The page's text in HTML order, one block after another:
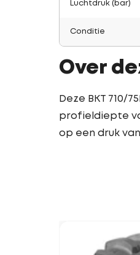
Luchtdruk (bar)
Conditie
Over
Deze BKT 710/
profieldiepte
op een druk